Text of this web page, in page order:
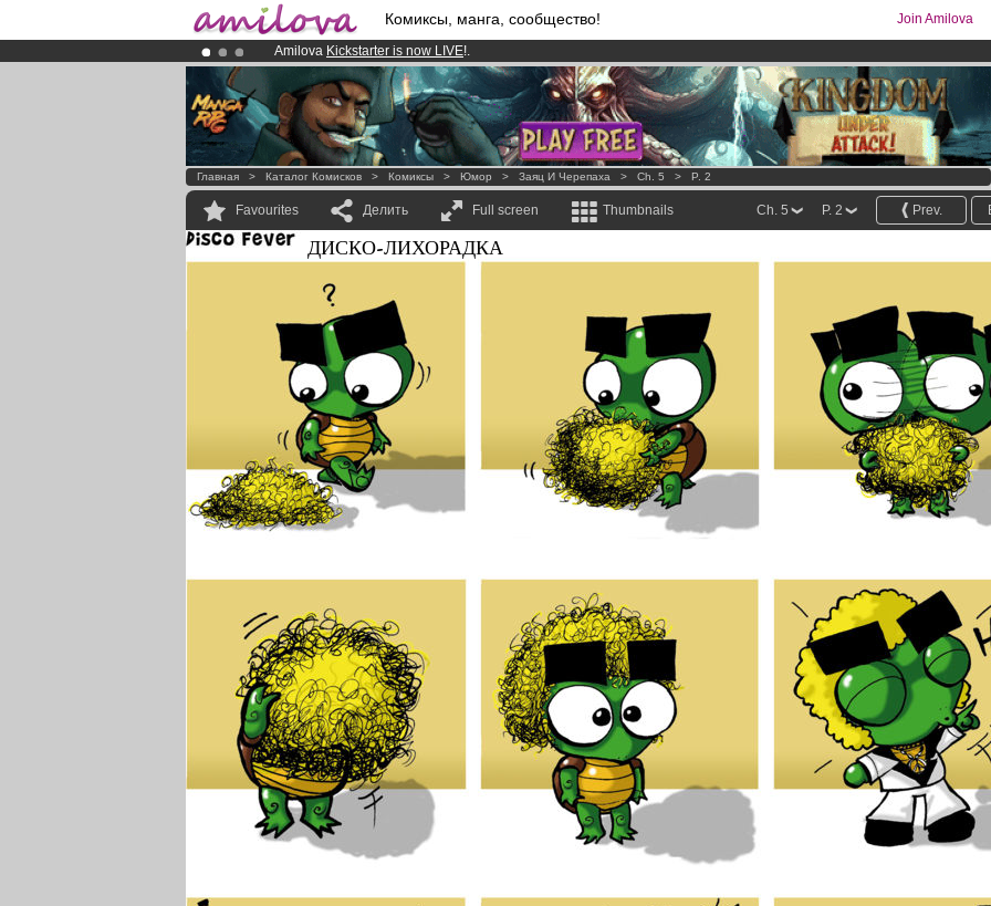
Комиксы, манга, сообщество! Join Amilova
Amilova Kickstarter is now LIVE!.
Premium membership from3.95 eurosper month !Get membership now
Already 100000membersand 1000 comics & mangas!.
Главная > Каталог Комисков > Комиксы > Юмор > Заяц И Черепаха > Ch. 5 > P. 2
Favourites Делить Full screen Thumbnails Prev.
P. 2
Ch. 5
ДИСКО-ЛИХОРАДКА